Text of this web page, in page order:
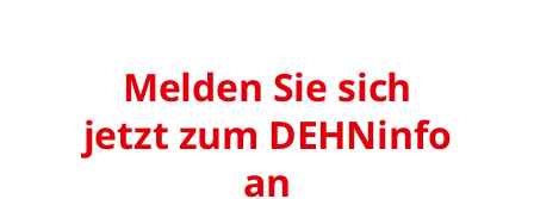
Melden Sie sich
jetzt zum DEHNinfo
an